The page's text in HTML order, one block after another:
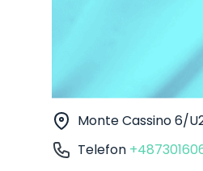
Monte Cassino 6/
Telefon